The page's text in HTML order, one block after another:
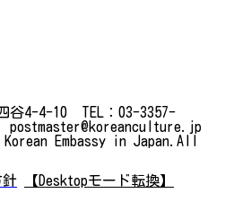
谷4-4-10 TEL：03-3357-
postmaster@koreanculture.jp
Embassy in Japan.All
針
【Desktopモード転換】